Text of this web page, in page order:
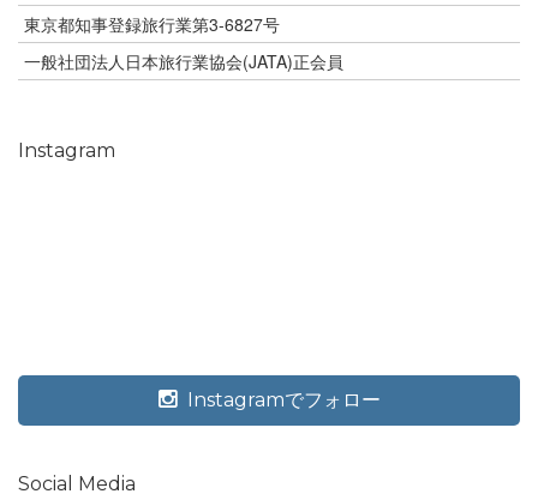
東京都知事登録旅行業第3-6827号
一般社団法人日本旅行業協会(JATA)正会員
Instagram
Instagramでフォロー
Social Media